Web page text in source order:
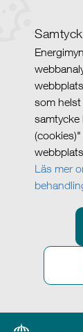
som helst
samtycke
Läs mer